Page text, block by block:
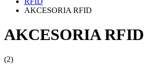
AKCESORIA RFID
AKCESORIA RFID
(2)